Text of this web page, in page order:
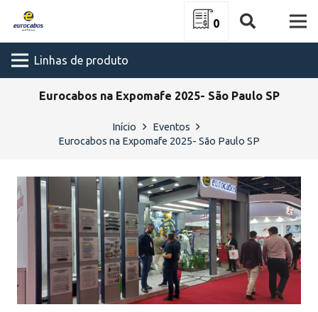
0
Linhas de produto
Eurocabos na Expomafe 2025- São Paulo SP
Início
Eventos
Eurocabos na Expomafe 2025- São Paulo SP